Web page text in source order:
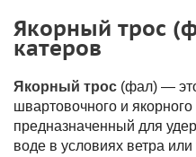
Якорный трос
катеров
Якорный трос (фал) —
швартовочного и
предназначенный для
воде в условиях ветра